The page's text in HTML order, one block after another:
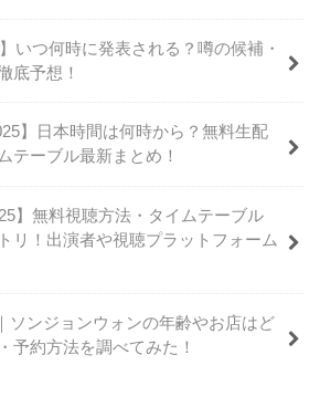
いつ何時に発表される？噂の候補・
底予想！
】日本時間は何時から？無料生配
テーブル最新まとめ！
】無料視聴方法・タイムテーブル
リ！出演者や視聴プラットフォーム
ソンジョンウォンの年齢やお店はど
予約方法を調べてみた！